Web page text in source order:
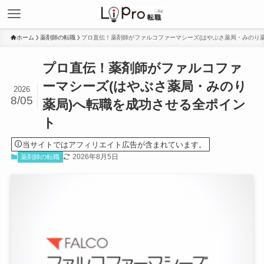
ホーム 薬剤師の転職 プロ直伝！薬剤師がファルコファーマシーズ(はやぶさ薬局・みのり
プロ直伝！薬剤師がファルコファ
ーマシーズ(はやぶさ薬局・みのり
薬局)へ転職を成功させる全ポイン
ト
2026
8/05
当サイトではアフィリエイト広告が含まれています。
薬剤師の転職 2026年8月5日